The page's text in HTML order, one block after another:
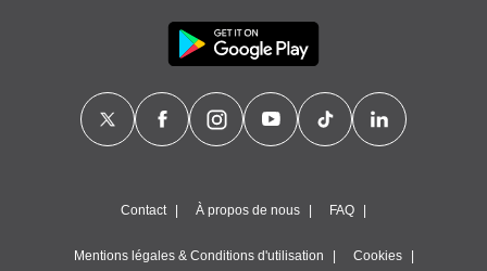
Contact À propos de nous FAQ
Mentions légales & Conditions d'utilisation Cookies